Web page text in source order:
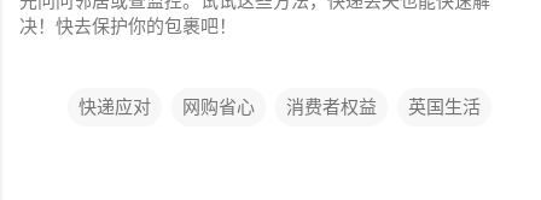
决！快去保护你的包裹吧！
快递应对 网购省心 消费者权益 英国生活